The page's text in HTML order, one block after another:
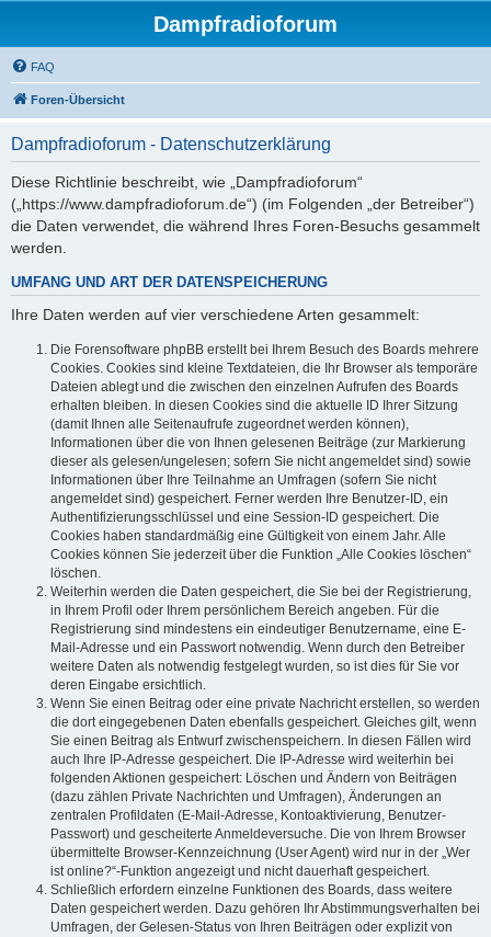
Dampfradioforum
FAQ
Foren-Übersicht
Dampfradioforum - Datenschutzerklärung
Diese Richtlinie beschreibt, wie „Dampfradioforum“
(„https://www.dampfradioforum.de“) (im Folgenden „der Betreiber“)
die Daten verwendet, die während Ihres Foren-Besuchs gesammelt
werden.
UMFANG UND ART DER DATENSPEICHERUNG
Ihre Daten werden auf vier verschiedene Arten gesammelt:
Die Forensoftware phpBB erstellt bei Ihrem Besuch des Boards mehrere
Cookies. Cookies sind kleine Textdateien, die Ihr Browser als temporäre
Dateien ablegt und die zwischen den einzelnen Aufrufen des Boards
erhalten bleiben. In diesen Cookies sind die aktuelle ID Ihrer Sitzung
(damit Ihnen alle Seitenaufrufe zugeordnet werden können),
Informationen über die von Ihnen gelesenen Beiträge (zur Markierung
dieser als gelesen/ungelesen; sofern Sie nicht angemeldet sind) sowie
Informationen über Ihre Teilnahme an Umfragen (sofern Sie nicht
angemeldet sind) gespeichert. Ferner werden Ihre Benutzer-ID, ein
Authentifizierungsschlüssel und eine Session-ID gespeichert. Die
Cookies haben standardmäßig eine Gültigkeit von einem Jahr. Alle
Cookies können Sie jederzeit über die Funktion „Alle Cookies löschen“
löschen.
Weiterhin werden die Daten gespeichert, die Sie bei der Registrierung,
in Ihrem Profil oder Ihrem persönlichem Bereich angeben. Für die
Registrierung sind mindestens ein eindeutiger Benutzername, eine E-
Mail-Adresse und ein Passwort notwendig. Wenn durch den Betreiber
weitere Daten als notwendig festgelegt wurden, so ist dies für Sie vor
deren Eingabe ersichtlich.
Wenn Sie einen Beitrag oder eine private Nachricht erstellen, so werden
die dort eingegebenen Daten ebenfalls gespeichert. Gleiches gilt, wenn
Sie einen Beitrag als Entwurf zwischenspeichern. In diesen Fällen wird
auch Ihre IP-Adresse gespeichert. Die IP-Adresse wird weiterhin bei
folgenden Aktionen gespeichert: Löschen und Ändern von Beiträgen
(dazu zählen Private Nachrichten und Umfragen), Änderungen an
zentralen Profildaten (E-Mail-Adresse, Kontoaktivierung, Benutzer-
Passwort) und gescheiterte Anmeldeversuche. Die von Ihrem Browser
übermittelte Browser-Kennzeichnung (User Agent) wird nur in der „Wer
ist online?“-Funktion angezeigt und nicht dauerhaft gespeichert.
Schließlich erfordern einzelne Funktionen des Boards, dass weitere
Daten gespeichert werden. Dazu gehören Ihr Abstimmungsverhalten bei
Umfragen, der Gelesen-Status von Ihren Beiträgen oder explizit von